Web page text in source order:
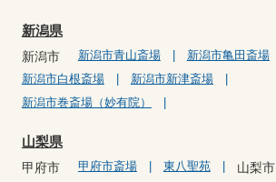
新潟県
新潟市 新潟市青山斎場
新潟市亀田斎場
新潟市白根斎場
新潟市新津斎場
新潟市巻斎場（妙有院）
山梨県
甲府市 甲府市斎場 東八聖苑 山梨市